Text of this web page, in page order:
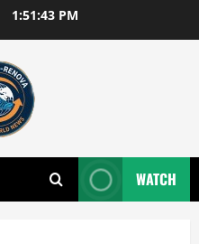
1:51:44 PM
WATCH